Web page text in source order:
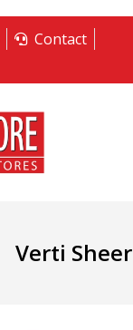
Contact
Verti Sheer